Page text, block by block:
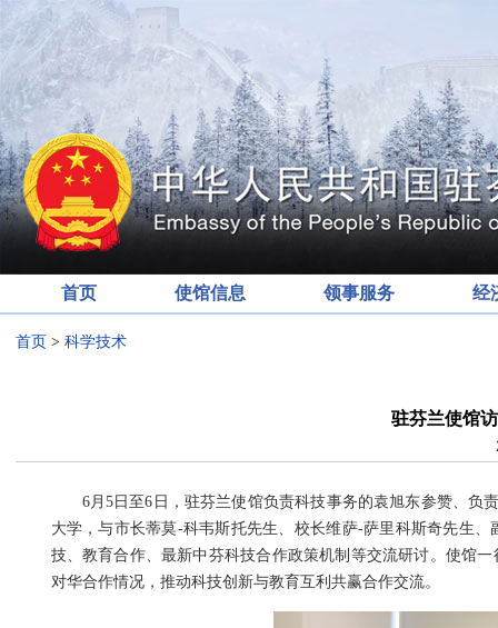
首页 使馆信息 领事服务 经
首页 > 科学技术
驻芬兰使馆
6月5日至6日，驻芬兰使馆负责科技事务的袁旭东参赞、负
大学，与市长蒂莫-科韦斯托先生、校长维萨-萨里科斯奇先生
技、教育合作、最新中芬科技合作政策机制等交流研讨。使馆
对华合作情况，推动科技创新与教育互利共赢合作交流。